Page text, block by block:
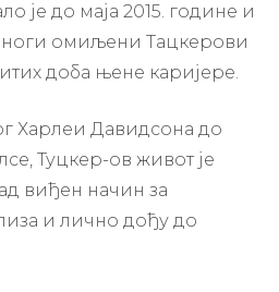
је до маја 2015. године и
омиљени Тацкерови
доба њене каријере.
Харлеи Давидсона до
Туцкер-ов живот је
виђен начин за
и лично дођу до